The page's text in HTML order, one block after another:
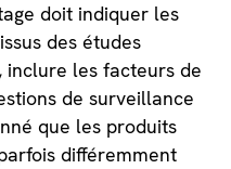
doit indiquer les
des études
inclure les facteurs de
de surveillance
que les produits
différemment